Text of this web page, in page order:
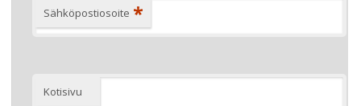
Sähköpostiosoite *
Kotisivu